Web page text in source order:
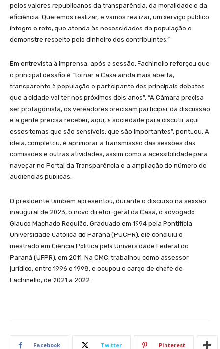
pelos valores republicanos da transparência, da moralidade e da
eficiência. Queremos realizar, e vamos realizar, um serviço público
íntegro e reto, que atenda às necessidades da população e
demonstre respeito pelo dinheiro dos contribuintes.”
Em entrevista à imprensa, após a sessão, Fachinello reforçou que
o principal desafio é “tornar a Casa ainda mais aberta,
transparente à população e participante dos principais debates
que a cidade vai ter nos próximos dois anos”. “A Câmara precisa
ser protagonista, os vereadores precisam participar da discussão
e a gente precisa receber, aqui, a sociedade para discutir aqui
esses temas que são sensíveis, que são importantes”, pontuou. A
ideia, completou, é aprimorar a transmissão das sessões das
comissões e outras atividades, assim como a acessibilidade para
navegar no Portal da Transparência e a ampliação do número de
audiências públicas.
O presidente também apresentou, durante o discurso na sessão
inaugural de 2023, o novo diretor-geral da Casa, o advogado
Glauco Machado Requião. Graduado em 1994 pela Pontifícia
Universidade Católica do Paraná (PUCPR), ele concluiu o
mestrado em Ciência Política pela Universidade Federal do
Paraná (UFPR), em 2011. Na CMC, trabalhou como assessor
jurídico, entre 1996 e 1998, e ocupou o cargo de chefe de
Fachinello, de 2021 a 2022.
Facebook Twitter Pinterest